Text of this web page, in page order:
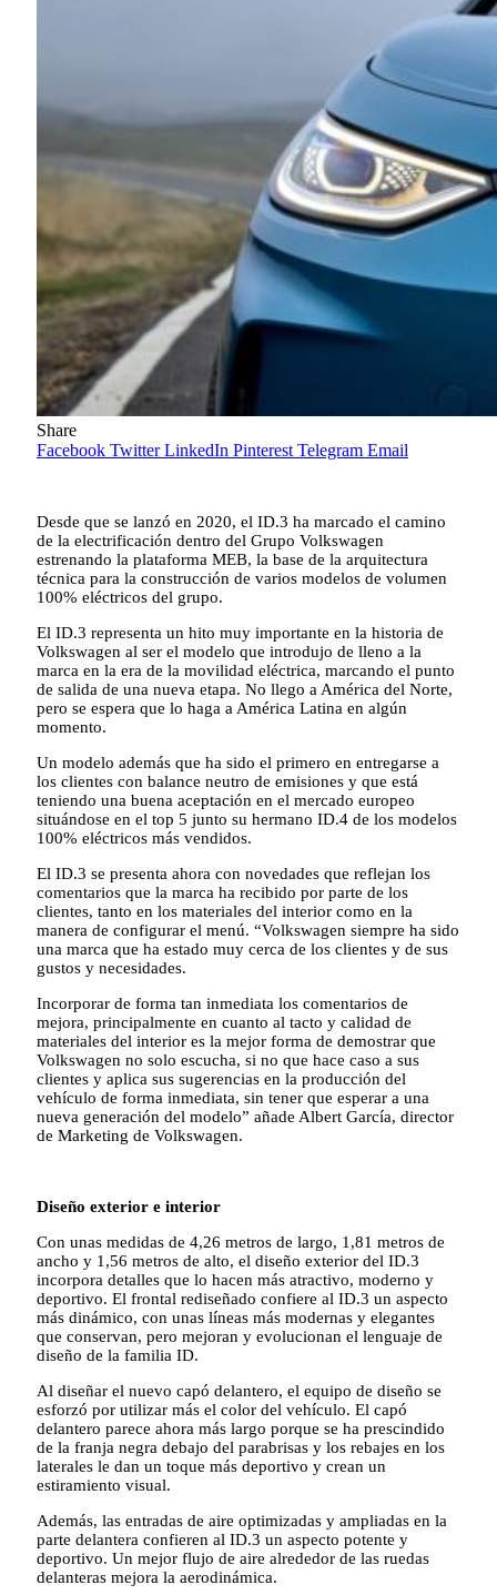
Share
Facebook Twitter LinkedIn Pinterest Telegram Email
Desde que se lanzó en 2020, el ID.3 ha marcado el camino
de la electrificación dentro del Grupo Volkswagen
estrenando la plataforma MEB, la base de la arquitectura
técnica para la construcción de varios modelos de volumen
100% eléctricos del grupo.
El ID.3 representa un hito muy importante en la historia de
Volkswagen al ser el modelo que introdujo de lleno a la
marca en la era de la movilidad eléctrica, marcando el punto
de salida de una nueva etapa. No llego a América del Norte,
pero se espera que lo haga a América Latina en algún
momento.
Un modelo además que ha sido el primero en entregarse a
los clientes con balance neutro de emisiones y que está
teniendo una buena aceptación en el mercado europeo
situándose en el top 5 junto su hermano ID.4 de los modelos
100% eléctricos más vendidos.
El ID.3 se presenta ahora con novedades que reflejan los
comentarios que la marca ha recibido por parte de los
clientes, tanto en los materiales del interior como en la
manera de configurar el menú. “Volkswagen siempre ha sido
una marca que ha estado muy cerca de los clientes y de sus
gustos y necesidades.
Incorporar de forma tan inmediata los comentarios de
mejora, principalmente en cuanto al tacto y calidad de
materiales del interior es la mejor forma de demostrar que
Volkswagen no solo escucha, si no que hace caso a sus
clientes y aplica sus sugerencias en la producción del
vehículo de forma inmediata, sin tener que esperar a una
nueva generación del modelo” añade Albert García, director
de Marketing de Volkswagen.
Diseño exterior e interior
Con unas medidas de 4,26 metros de largo, 1,81 metros de
ancho y 1,56 metros de alto, el diseño exterior del ID.3
incorpora detalles que lo hacen más atractivo, moderno y
deportivo. El frontal rediseñado confiere al ID.3 un aspecto
más dinámico, con unas líneas más modernas y elegantes
que conservan, pero mejoran y evolucionan el lenguaje de
diseño de la familia ID.
Al diseñar el nuevo capó delantero, el equipo de diseño se
esforzó por utilizar más el color del vehículo. El capó
delantero parece ahora más largo porque se ha prescindido
de la franja negra debajo del parabrisas y los rebajes en los
laterales le dan un toque más deportivo y crean un
estiramiento visual.
Además, las entradas de aire optimizadas y ampliadas en la
parte delantera confieren al ID.3 un aspecto potente y
deportivo. Un mejor flujo de aire alrededor de las ruedas
delanteras mejora la aerodinámica.